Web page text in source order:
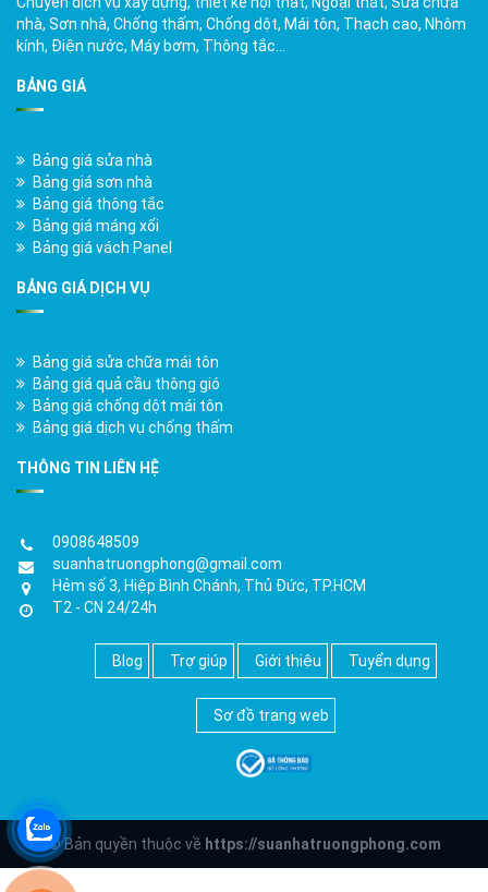
nhà, Sơn nhà, Chống thấm, Chống dột, Mái tôn, Thạch cao, Nhôm
kính, Điện nước, Máy bơm, Thông tắc…
BẢNG GIÁ
Bảng giá sửa nhà
Bảng giá sơn nhà
Bảng giá thông tắc
Bảng giá máng xối
Bảng giá vách Panel
BẢNG GIÁ DỊCH VỤ
Bảng giá sửa chữa mái tôn
Bảng giá quả cầu thông gió
Bảng giá chống dột mái tôn
Bảng giá dịch vụ chống thấm
THÔNG TIN LIÊN HỆ
0908648509
suanhatruongphong@gmail.com
Hẻm số 3, Hiệp Bình Chánh, Thủ Đức, TP.HCM
T2 - CN 24/24h
Blog Trợ giúp Giới thiệu Tuyển dụng
Sơ đồ trang web
© Bản quyền thuộc về https://suanhatruongphong.com